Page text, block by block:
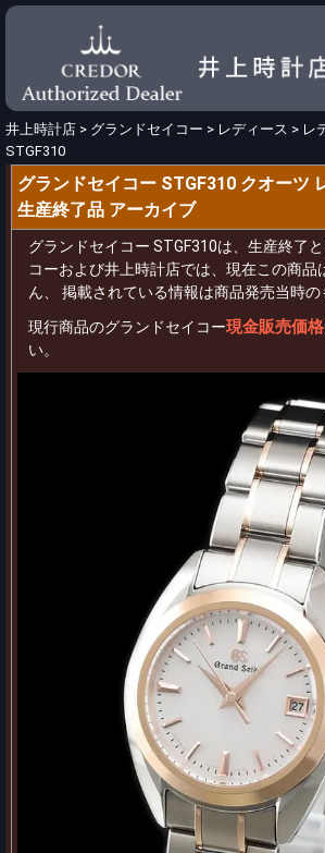
井上時計店 > グランドセイコー > レディース > レ
STGF310
グランドセイコー STGF310 クオーツ
生産終了品 アーカイブ
グランドセイコー STGF310は、生産終了
コーおよび井上時計店では、現在この商品
ん、 掲載されている情報は商品発売当時の
現行商品のグランドセイコー現金販売価格
い。